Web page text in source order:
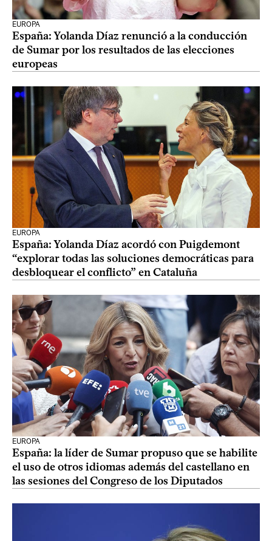
EUROPA
España: Yolanda Díaz renunció a la conducción
de Sumar por los resultados de las elecciones
europeas
EUROPA
España: Yolanda Díaz acordó con Puigdemont
“explorar todas las soluciones democráticas para
desbloquear el conflicto” en Cataluña
EUROPA
España: la líder de Sumar propuso que se habilite
el uso de otros idiomas además del castellano en
las sesiones del Congreso de los Diputados